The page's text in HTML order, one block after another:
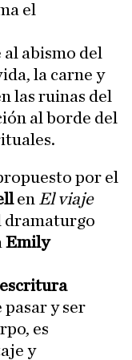
el
abismo del
la carne y
las ruinas del
al borde del
por el
en El viaje
dramaturgo
Emily
pasar y ser
es
y